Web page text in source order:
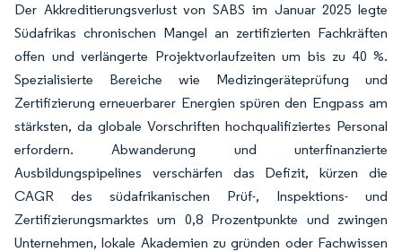
Der Akkreditierungsverlust von SABS im Januar 2025 legte
Südafrikas chronischen Mangel an zertifizierten Fachkräften
offen und verlängerte Projektvorlaufzeiten um bis zu 40 %.
Spezialisierte Bereiche wie Medizingeräteprüfung und
Zertifizierung erneuerbarer Energien spüren den Engpass am
stärksten, da globale Vorschriften hochqualifiziertes Personal
erfordern. Abwanderung und unterfinanzierte
Ausbildungspipelines verschärfen das Defizit, kürzen die
CAGR des südafrikanischen Prüf-, Inspektions- und
Zertifizierungsmarktes um 0,8 Prozentpunkte und zwingen
Unternehmen, lokale Akademien zu gründen oder Fachwissen